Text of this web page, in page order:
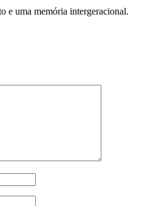
e uma memória intergeracional.